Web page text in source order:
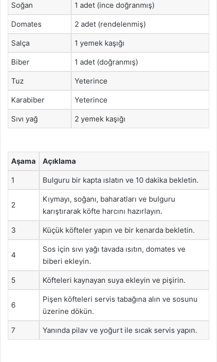
Soğan 1 adet (ince doğranmış)
Domates 2 adet (rendelenmiş)
Salça 1 yemek kaşığı
Biber 1 adet (doğranmış)
Tuz Yeterince
Karabiber Yeterince
Sıvı yağ 2 yemek kaşığı
Aşama Açıklama
1 Bulguru bir kapta ıslatın ve 10 dakika bekletin.
2
Kıymayı, soğanı, baharatları ve bulguru
karıştırarak köfte harcını hazırlayın.
3 Küçük köfteler yapın ve bir kenarda bekletin.
4
Sos için sıvı yağı tavada ısıtın, domates ve
biberi ekleyin.
5 Köfteleri kaynayan suya ekleyin ve pişirin.
6
Pişen köfteleri servis tabağına alın ve sosunu
üzerine dökün.
7 Yanında pilav ve yoğurt ile sıcak servis yapın.